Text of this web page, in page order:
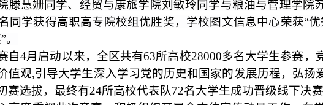
滕慧姗同学、经贸与康旅学院刘敏玲同学与粮油与管理学
同学获得高职高专院校组优胜奖，学校图文信息中心荣获“
自4月启动以来，全区共有63所高校28000多名大学生参赛，
值观,引导大学生深入学习党的历史和国家的发展历程，弘
赛选拔，最终有24所高校代表队72名大学生成功晋级线下决赛